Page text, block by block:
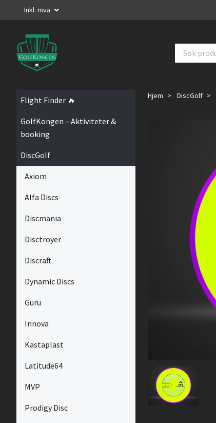
Inkl. mva
Flight Finder 🔥
GolfKongen – Aktiviteter &
booking
DiscGolf
Axiom
Alfa Discs
Discmania
Disctroyer
Discraft
Dynamic Discs
Guru
Innova
Kastaplast
Latitude64
MVP
Prodigy Disc
Hjem DiscGolf